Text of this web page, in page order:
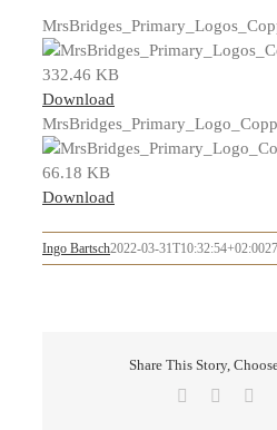
332.46 KB
Download
66.18 KB
Download
Ingo Bartsch2022-03-31T10:32:54+02:00
Share This Story,
Facebook